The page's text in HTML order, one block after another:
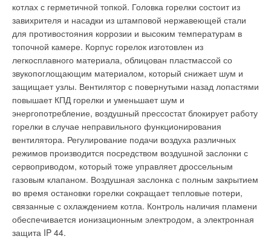
котлах с герметичной топкой. Головка горелки состоит из
завихрителя и насадки из штамповой нержавеющей стали
для противостояния коррозии и высоким температурам в
топочной камере. Корпус горелок изготовлен из
легкосплавного материала, облицован пластмассой со
звукопоглощающим материалом, который снижает шум и
защищает узлы. Вентилятор с повернутыми назад лопастями
повышает КПД горелки и уменьшает шум и
энергопотребление, воздушный прессостат блокирует работу
горелки в случае неправильного функционирования
вентилятора. Регулирование подачи воздуха различных
режимов производится посредством воздушной заслонки с
сервоприводом, который тоже управляет дроссельным
газовым клапаном. Воздушная заслонка с полным закрытием
во время остановки горелки сокращает тепловые потери,
связанные с охлаждением котла. Контроль наличия пламени
обеспечивается ионизационным электродом, а электронная
защита IP 44.